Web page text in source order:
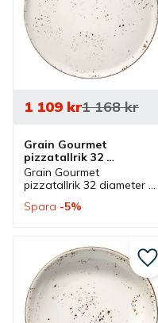
Grain Gourmet
pizzatallrik 32
diameter cm - 6 st/fp
Grain Gourmet
pizzatallrik 32 diameter
i en serie där flera delar
pizzatallrik.
1 109kr1 168kr
Spara 5%